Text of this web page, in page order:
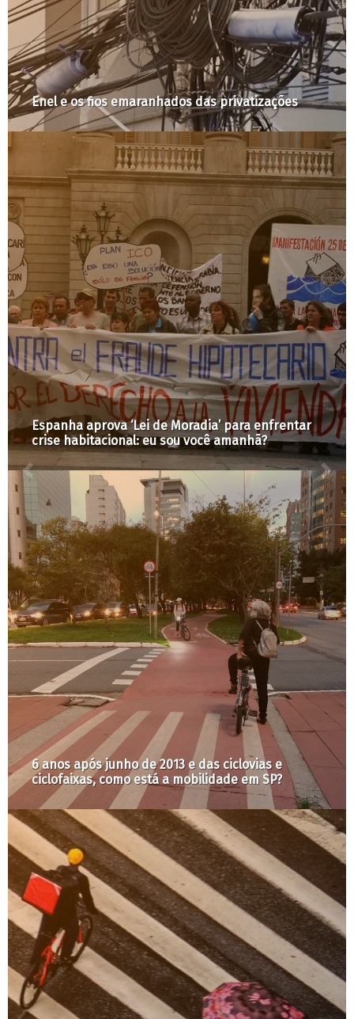
A abolição do termo ‘aglomerados subnormais’ é
passo importante para o rompimento de uma
economia política das cidades cimentada na
exclusão
Operação Urbana Água Branca: governo aprova
pacote de prioridades
De quem é a cultura?